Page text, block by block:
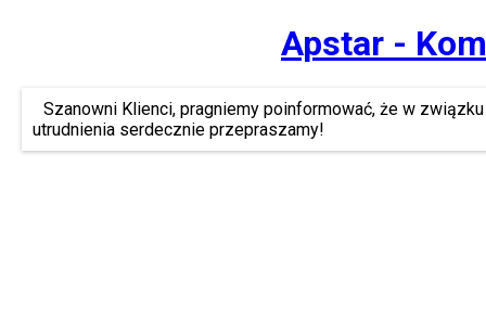
Apstar -
Szanowni Klienci, pragniemy poinformować, że w
utrudnienia serdecznie przepraszamy!